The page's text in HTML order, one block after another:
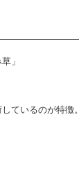
」
ているのが特徴。